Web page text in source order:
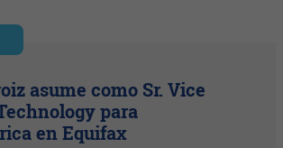
asume como Sr. Vice
para
en Equifax